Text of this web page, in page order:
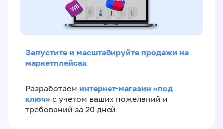
Запустите и масштабируйте продажи на
маркетплейсах
Разработаем интернет-магазин «‎под
ключ»‎ с учетом ваших пожеланий и
требований за 20 дней